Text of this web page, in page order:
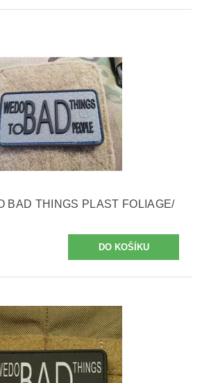
BAD THINGS PLAST FOLIAGE/